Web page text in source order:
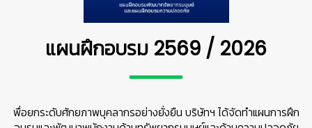
แผนฝึกอบรม 2569 / 2026
พื่อยกระดับศักยภาพบุคลากรอย่างยั่งยืน บริษัทฯ ได้จัดทำแผนการฝึก